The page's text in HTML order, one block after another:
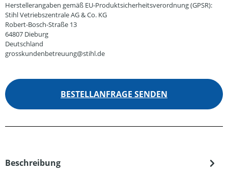
Herstellerangaben gemäß EU-Produktsicherheitsverordnung (GPSR):
Stihl Vetriebszentrale AG & Co. KG
Robert-Bosch-Straße 13
64807 Dieburg
Deutschland
grosskundenbetreuung@stihl.de
BESTELLANFRAGE SENDEN
Beschreibung